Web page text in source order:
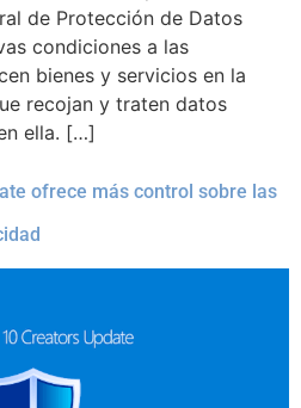
de Protección de Datos
condiciones a las
bienes y servicios en la
recojan y traten datos
ella. […]
ofrece más control sobre las